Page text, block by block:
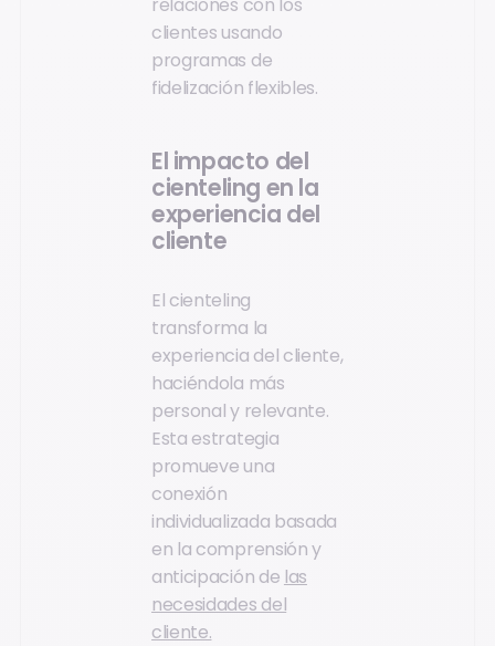
clientes usando
programas de
fidelización flexibles.
El impacto del
cienteling en la
experiencia del
cliente
El cienteling
transforma la
experiencia del cliente,
haciéndola más
personal y relevante.
Esta estrategia
promueve una
conexión
individualizada basada
en la comprensión y
anticipación de las
necesidades del
cliente.